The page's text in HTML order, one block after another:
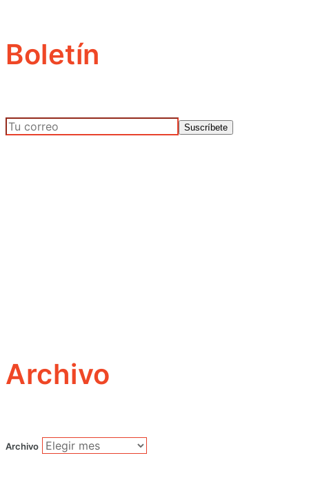
Boletín
Archivo
Archivo